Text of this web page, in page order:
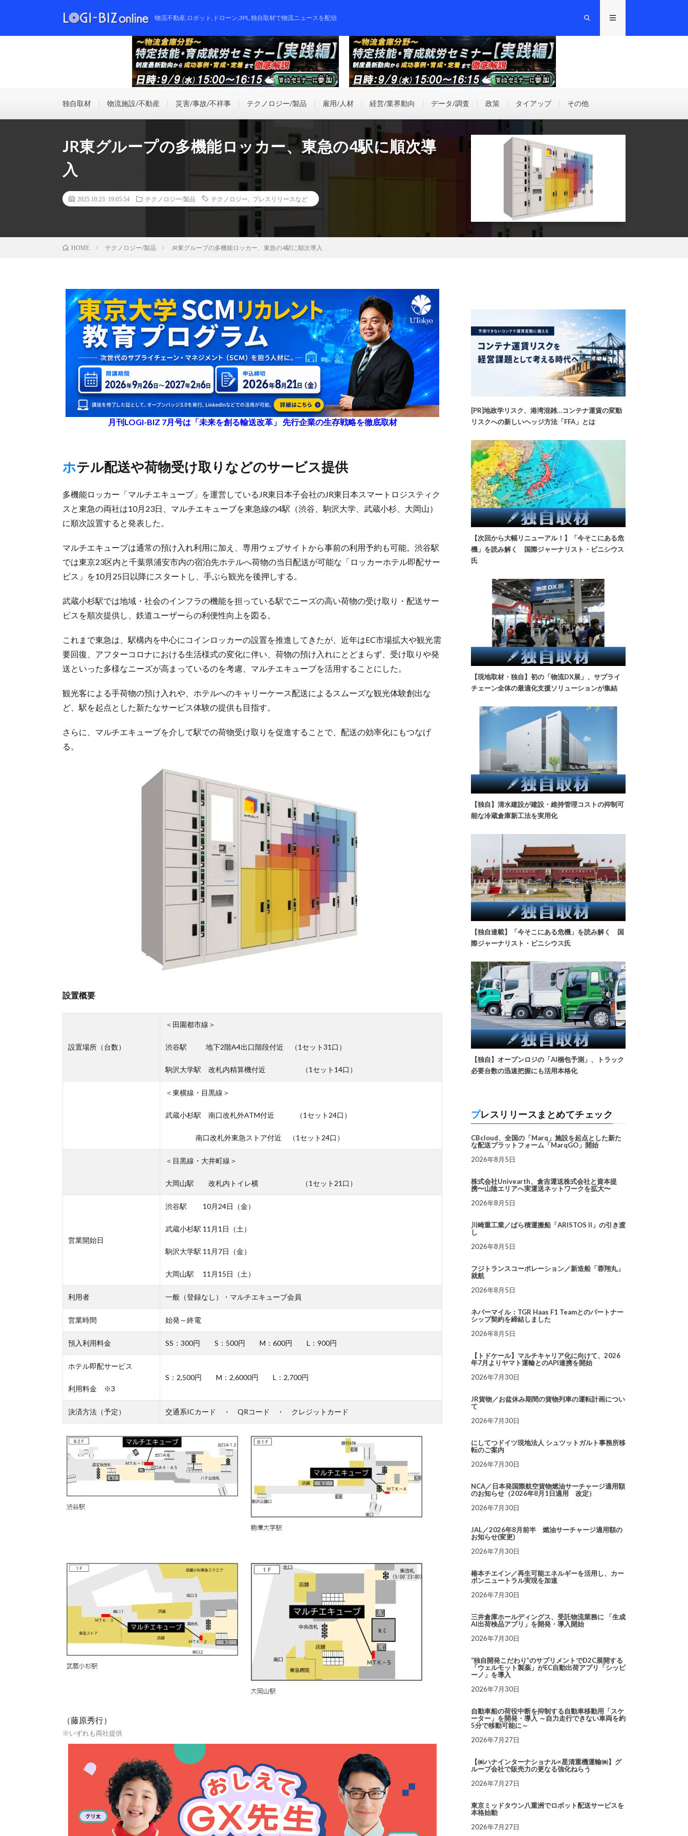
物流不動産,ロボット,ドローン,3PL,独自取材で物流ニュースを配信
独自取材 物流施設/不動産 災害/事故/不祥事 テクノロジー/製品 雇用/人材 経営/業界動向 データ/調査 政策 タイアップ その他
JR東グループの多機能ロッカー、東急の4駅に順次導
入
2025.10.23 19:05:54 テクノロジー/製品 テクノロジー プレスリリースなど
HOME テクノロジー/製品 JR東グループの多機能ロッカー、東急の4駅に順次導入
月刊LOGI-BIZ 7月号は「未来を創る輸送改革」 先行企業の生存戦略を徹底取材
ホテル配送や荷物受け取りなどのサービス提供
多機能ロッカー「マルチエキューブ」を運営しているJR東日本子会社のJR東日本スマートロジスティク
スと東急の両社は10月23日、マルチエキューブを東急線の4駅（渋谷、駒沢大学、武蔵小杉、大岡山）
に順次設置すると発表した。
マルチエキューブは通常の預け入れ利用に加え、専用ウェブサイトから事前の利用予約も可能。渋谷駅
では東京23区内と千葉県浦安市内の宿泊先ホテルへ荷物の当日配送が可能な「ロッカーホテル即配サー
ビス」を10月25日以降にスタートし、手ぶら観光を後押しする。
武蔵小杉駅では地域・社会のインフラの機能を担っている駅でニーズの高い荷物の受け取り・配送サー
ビスを順次提供し、鉄道ユーザーらの利便性向上を図る。
これまで東急は、駅構内を中心にコインロッカーの設置を推進してきたが、近年はEC市場拡大や観光需
要回復、アフターコロナにおける生活様式の変化に伴い、荷物の預け入れにとどまらず、受け取りや発
送といった多様なニーズが高まっているのを考慮、マルチエキューブを活用することにした。
観光客による手荷物の預け入れや、ホテルへのキャリーケース配送によるスムーズな観光体験創出な
ど、駅を起点とした新たなサービス体験の提供も目指す。
さらに、マルチエキューブを介して駅での荷物受け取りを促進することで、配送の効率化にもつなげ
る。
設置概要
設置場所（台数）
＜田園都市線＞
渋谷駅 地下2階A4出口階段付近 （1セット31口）
駒沢大学駅 改札内精算機付近 （1セット14口）
＜東横線・目黒線＞
武蔵小杉駅 南口改札外ATM付近 （1セット24口）
南口改札外東急ストア付近 （1セット24口）
＜目黒線・大井町線＞
大岡山駅 改札内トイレ横 （1セット21口）
営業開始日
渋谷駅 10月24日（金）
武蔵小杉駅 11月1日（土）
駒沢大学駅 11月7日（金）
大岡山駅 11月15日（土）
利用者 一般（登録なし）・マルチエキューブ会員
営業時間 始発～終電
預入利用料金 SS：300円 S：500円 M：600円 L：900円
ホテル即配サービス
利用料金 ※3
S：2,500円 M：2,6000円 L：2,700円
決済方法（予定） 交通系ICカード ・ QRコード ・ クレジットカード
（藤原秀行）
※いずれも両社提供
[PR]地政学リスク、港湾混雑…コンテナ運賃の変動
リスクへの新しいヘッジ方法「FFA」とは
【次回から大幅リニューアル！】「今そこにある危
機」を読み解く 国際ジャーナリスト・ビニシウス
氏
【現地取材・独自】初の「物流DX展」、サプライ
チェーン全体の最適化支援ソリューションが集結
【独自】清水建設が建設・維持管理コストの抑制可
能な冷蔵倉庫新工法を実用化
【独自連載】「今そこにある危機」を読み解く 国
際ジャーナリスト・ビニシウス氏
【独自】オープンロジの「AI梱包予測」、トラック
必要台数の迅速把握にも活用本格化
プレスリリースまとめてチェック
CBcloud、全国の「Marq」施設を起点とした新た
な配送プラットフォーム「MarqGO」開始
2026年8月5日
株式会社Univearth、倉吉運送株式会社と資本提
携〜山陰エリアへ実運送ネットワークを拡大〜
2026年8月5日
川崎重工業／ばら積運搬船「ARISTOS II」の引き渡
し
2026年8月5日
フジトランスコーポレーション／新造船「蓉翔丸」
就航
2026年8月5日
ネバーマイル：TGR Haas F1 Teamとのパートナー
シップ契約を締結しました
2026年8月5日
【トドケール】マルチキャリア化に向けて、2026
年7月よりヤマト運輸とのAPI連携を開始
2026年7月30日
JR貨物／お盆休み期間の貨物列車の運転計画につい
て
2026年7月30日
にしてつドイツ現地法人 シュツットガルト事務所移
転のご案内
2026年7月30日
NCA／日本発国際航空貨物燃油サーチャージ適用額
のお知らせ（2026年8月1日適用 改定）
2026年7月30日
JAL／2026年8月前半 燃油サーチャージ適用額の
お知らせ(変更)
2026年7月30日
椿本チエイン／再生可能エネルギーを活用し、カー
ボンニュートラル実現を加速
2026年7月30日
三井倉庫ホールディングス、受託物流業務に 「生成
AI出荷検品アプリ」を開発・導入開始
2026年7月30日
“独自開発こだわり”のサプリメントでD2C展開する
「ウェルモット製薬」がEC自動出荷アプリ「シッピ
ーノ」を導入
2026年7月30日
自動車船の荷役中断を抑制する自動車移動用「スケ
ーター」を開発・導入 ～自力走行できない車両を約
5分で移動可能に～
2026年7月27日
【㈱ハナインターナショナル×星清重機運輸㈱】グ
ループ会社で販売力の更なる強化ねらう
2026年7月27日
東京ミッドタウン八重洲でロボット配送サービスを
本格始動
2026年7月27日